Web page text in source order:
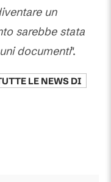
un
sarebbe stata
documenti".
LE NEWS DI